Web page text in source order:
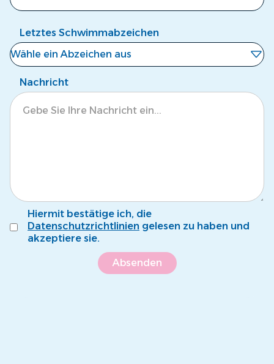
Letztes Schwimmabzeichen
Wähle ein Abzeichen aus
Noch kein Abzeichen
Fröschli
Seepferdli
Nachricht
Hiermit bestätige ich, die
Datenschutzrichtlinien gelesen zu haben und
akzeptiere sie.